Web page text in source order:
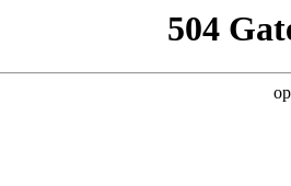
504